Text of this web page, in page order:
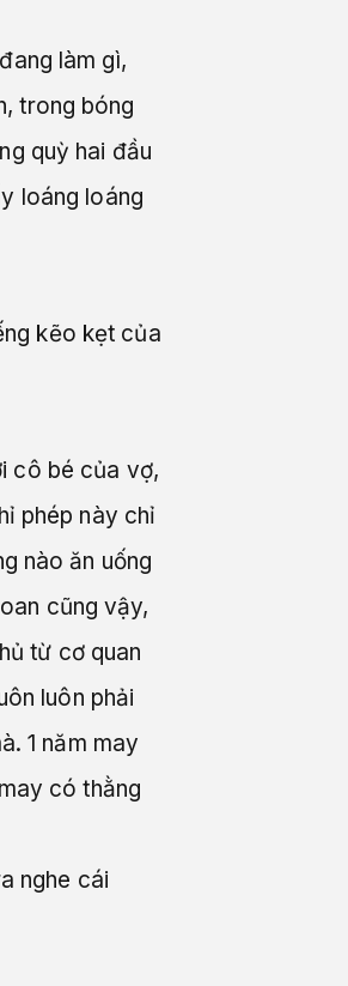
làm gì,
trong bóng
quỳ hai đầu
loáng loáng
kẽo kẹt của
cô bé của vợ,
phép này chỉ
nào ăn uống
cũng vậy,
từ cơ quan
luôn phải
1 năm may
có thằng
nghe cái